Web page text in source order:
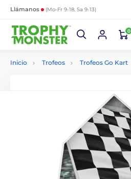
Llámanos (Mo-Fr 9-18, Sa 9-13)
0
Inicio Trofeos Trofeos Go Kart